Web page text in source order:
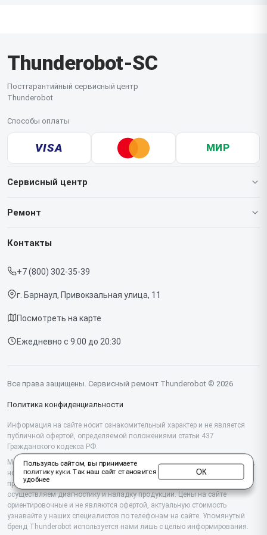
Thunderobot-SC
Постгарантийный сервисный центр
Thunderobot
Способы оплаты
VISA МИР
Сервисный центр
О нашем сервисе
Срочный ремонт
Доставка и способы оплаты
Диагностика
Контакты
Ремонт
Ноутбуков
Контакты
+7 (800) 302-35-39
г. Барнаул, Привокзальная улица, 11
Посмотреть на карте
Ежедневно с 9:00 до 20:30
Все права защищены. Сервисный ремонт Thunderobot © 2026
Политика конфиденциальности
Информация на сайте носит ознакомительный характер и не является
публичной офертой, определяемой положениями статьи 437
Гражданского кодекса РФ.
Мы специализируемся на обслуживании и ремонте техники Thunderobot,
но не являемся их официальным представителем. Предоставляем
профессиональные услуги после истечения гарантии, а также
осуществляем диагностику и наладку продукции. Цены на сайте
ориентировочные и не являются офертой, актуальную стоимость
узнавайте у наших специалистов по телефонам на сайте. Упомянутый
бренд Thunderobot используется нами лишь с целью информирования.
Пользуясь сайтом, вы принимаете
политику куки. Так наш сайт становится
удобнее
ОК